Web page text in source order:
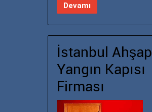
Devamı
İstanbul Ahşap
Yangın Kapısı
Firması